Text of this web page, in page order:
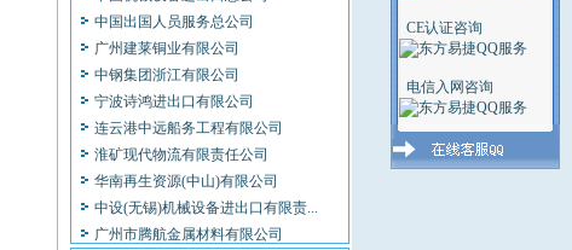
中国出国人员服务总公司
广州建莱铜业有限公司
中钢集团浙江有限公司
宁波诗鸿进出口有限公司
连云港中远船务工程有限公司
淮矿现代物流有限责任公司
华南再生资源(中山)有限公司
中设(无锡)机械设备进出口有限责...
广州市腾航金属材料有限公司
CE认证咨询
电信入网咨询